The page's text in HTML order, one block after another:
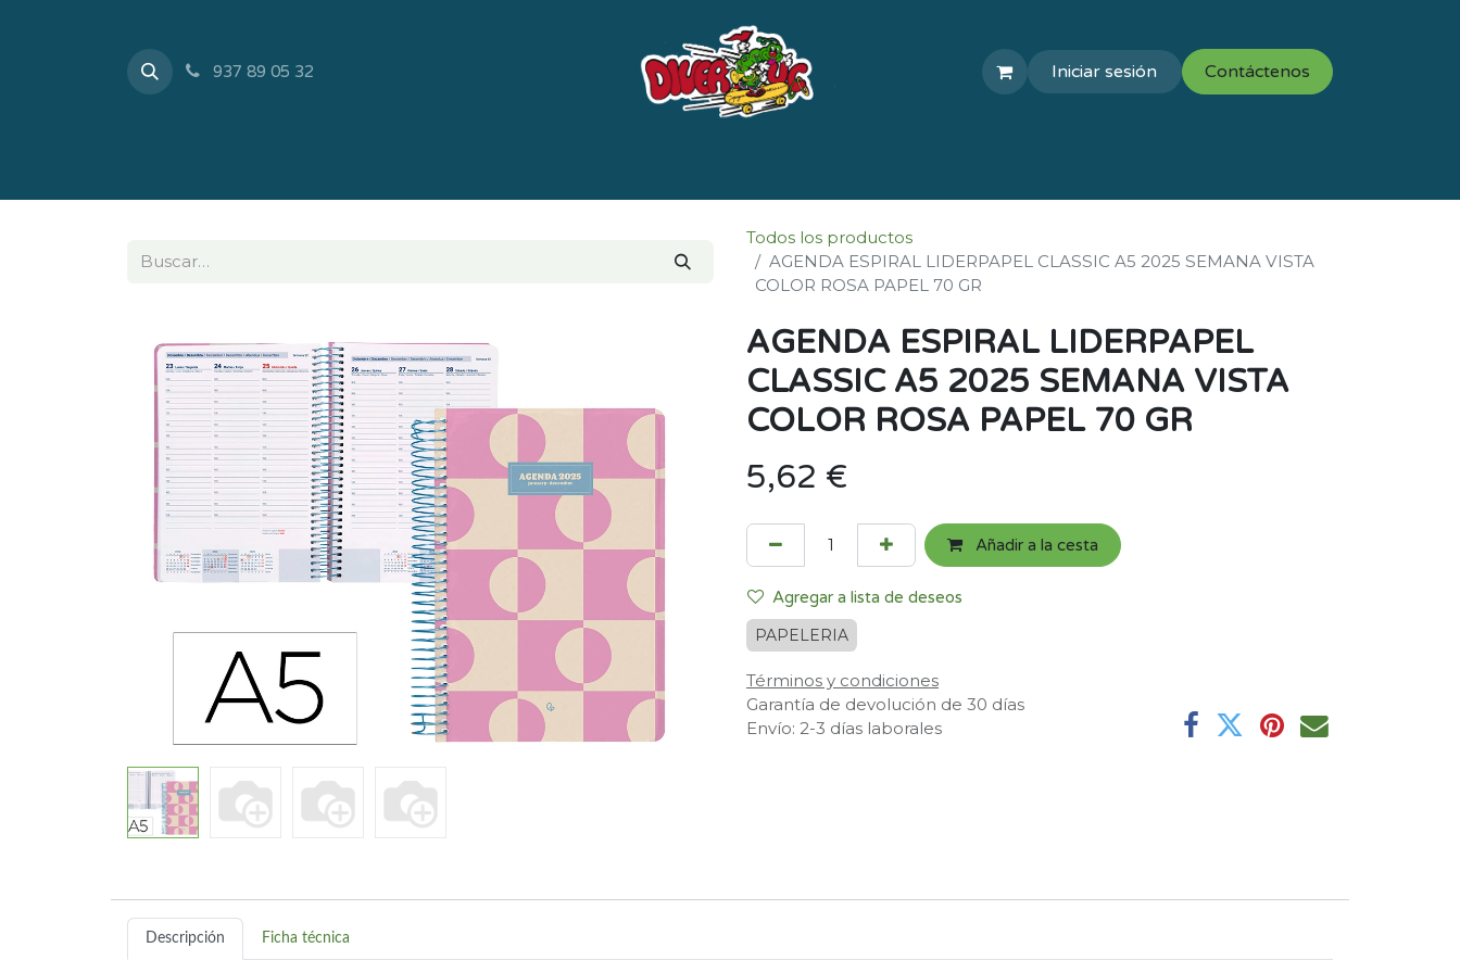
937 89 05 32 Iniciar sesión Contáctenos
Todos los productos
AGENDA ESPIRAL LIDERPAPEL CLASSIC A5 2025 SEMANA VISTA
COLOR ROSA PAPEL 70 GR
AGENDA ESPIRAL LIDERPAPEL
CLASSIC A5 2025 SEMANA VISTA
COLOR ROSA PAPEL 70 GR
5,62 €
Añadir a la cesta
Agregar a lista de deseos
PAPELERIA
Términos y condiciones
Garantía de devolución de 30 días
Envío: 2-3 días laborales
Descripción Ficha técnica